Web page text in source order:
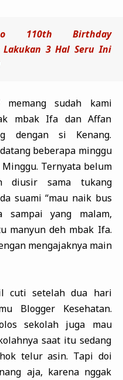
110th Birthday
3 Hal Seru Ini
memang sudah kami
mbak Ifa dan Affan
dengan si Kenang.
beberapa minggu
Ternyata belum
diusir sama tukang
suami “mau naik bus
sampai yang malam,
manyun deh mbak Ifa.
mengajaknya main
cuti setelah dua hari
Blogger Kesehatan.
sekolah juga mau
saat itu sedang
telur asin. Tapi doi
aja, karena nggak